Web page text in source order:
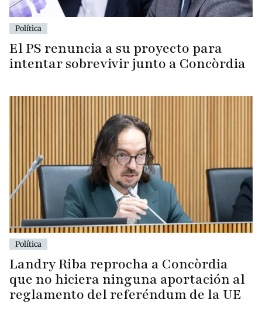
Política
El PS renuncia a su proyecto para
intentar sobrevivir junto a Concòrdia
Política
Landry Riba reprocha a Concòrdia
que no hiciera ninguna aportación al
reglamento del referéndum de la UE